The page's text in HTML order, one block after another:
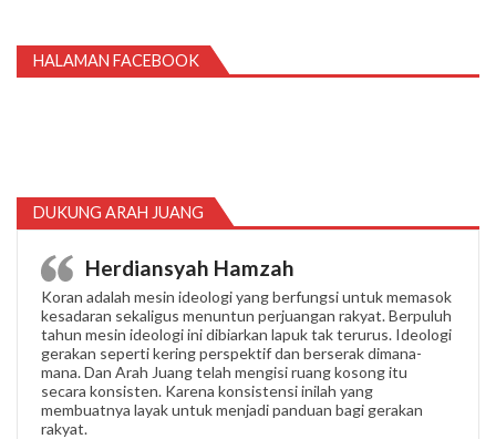
HALAMAN FACEBOOK
DUKUNG ARAH JUANG
Herdiansyah Hamzah
Koran adalah mesin ideologi yang berfungsi untuk memasok
kesadaran sekaligus menuntun perjuangan rakyat. Berpuluh
tahun mesin ideologi ini dibiarkan lapuk tak terurus. Ideologi
gerakan seperti kering perspektif dan berserak dimana-
mana. Dan Arah Juang telah mengisi ruang kosong itu
secara konsisten. Karena konsistensi inilah yang
membuatnya layak untuk menjadi panduan bagi gerakan
rakyat.